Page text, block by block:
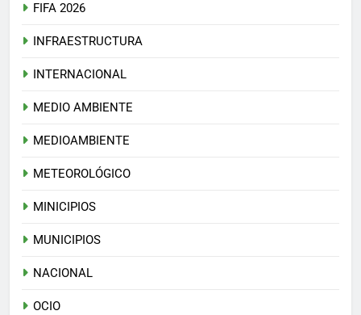
FIFA 2026
INFRAESTRUCTURA
INTERNACIONAL
MEDIO AMBIENTE
MEDIOAMBIENTE
METEOROLÓGICO
MINICIPIOS
MUNICIPIOS
NACIONAL
OCIO